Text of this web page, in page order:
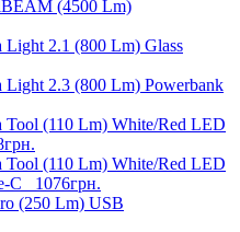
(4500 Lm)
2.1 (800 Lm) Glass
2.3 (800 Lm) Powerbank
(110 Lm) White/Red LED
(110 Lm) White/Red LED
C 1076грн.
(250 Lm) USB